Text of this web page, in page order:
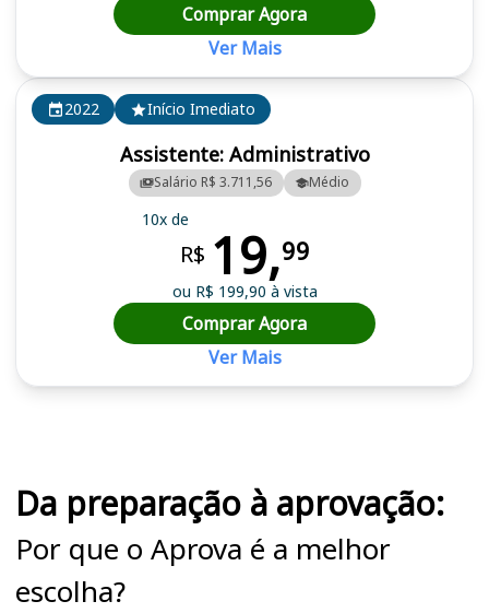
2022 Início Imediato
Assistente: Administrativo
Salário R$ 3.711,56 Médio
10x de
R$ 19,99
ou R$ 199,90 à vista
Comprar Agora
Ver Mais
Comprar Agora
Ver Mais
Da preparação à aprovação:
Por que o Aprova é a melhor
escolha?